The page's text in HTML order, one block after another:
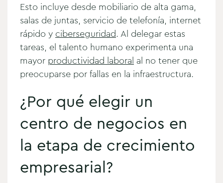
Esto incluye desde mobiliario de alta gama,
salas de juntas, servicio de telefonía, internet
rápido y ciberseguridad. Al delegar estas
tareas, el talento humano experimenta una
mayor productividad laboral al no tener que
preocuparse por fallas en la infraestructura.
¿Por qué elegir un
centro de negocios en
la etapa de crecimiento
empresarial?